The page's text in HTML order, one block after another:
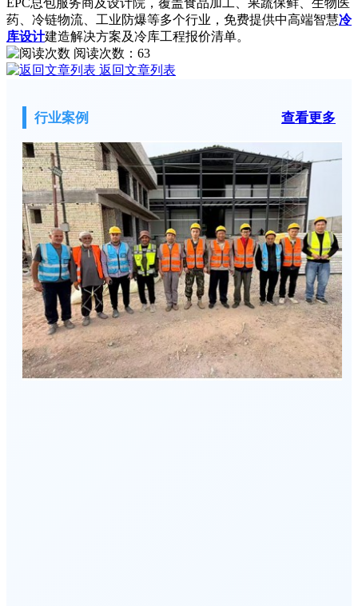
药、冷链物流、工业防爆等多个行业，免费提供中高端智慧冷
库设计建造解决方案及冷库工程报价清单。
阅读次数： 63
返回文章列表
行业案例 查看更多